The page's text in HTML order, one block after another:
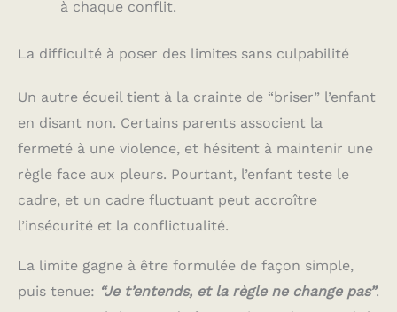
à chaque conflit.
La difficulté à poser des limites sans culpabilité
Un autre écueil tient à la crainte de “briser” l’enfant
en disant non. Certains parents associent la
fermeté à une violence, et hésitent à maintenir une
règle face aux pleurs. Pourtant, l’enfant teste le
cadre, et un cadre fluctuant peut accroître
l’insécurité et la conflictualité.
La limite gagne à être formulée de façon simple,
puis tenue: “Je t’entends, et la règle ne change pas”.